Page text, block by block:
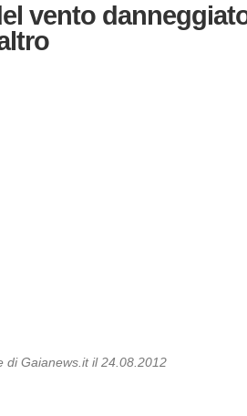
vento
di Gaianews.it il 24.08.2012